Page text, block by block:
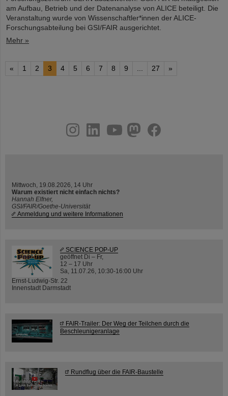
am Aufbau, Betrieb und der Datenanalyse von ALICE beteiligt. Die
Veranstaltung wurde von Wissenschaftler*innen der ALICE-
Forschungsabteilung bei GSI/FAIR ausgerichtet.
Mehr »
« 1 2 3 4 5 6 7 8 9 27 »
youtube
helmholtz.social
facebook
Mittwoch, 19.08.2026, 14 Uhr
Warum existiert nicht einfach nichts?
Hannah Elfner,
GSI/FAIR/Goethe-Universität
Anmeldung und weitere Informationen
SCIENCE POP-UP
geöffnet Di – Fr,
12 – 17 Uhr
Sa, 11.07.26, 10:30-16:00 Uhr
Ernst-Ludwig-Str. 22
Innenstadt Darmstadt
FAIR-Trailer: Der Weg der Teilchen durch die
Beschleunigeranlage
Rundflug über die FAIR-Baustelle